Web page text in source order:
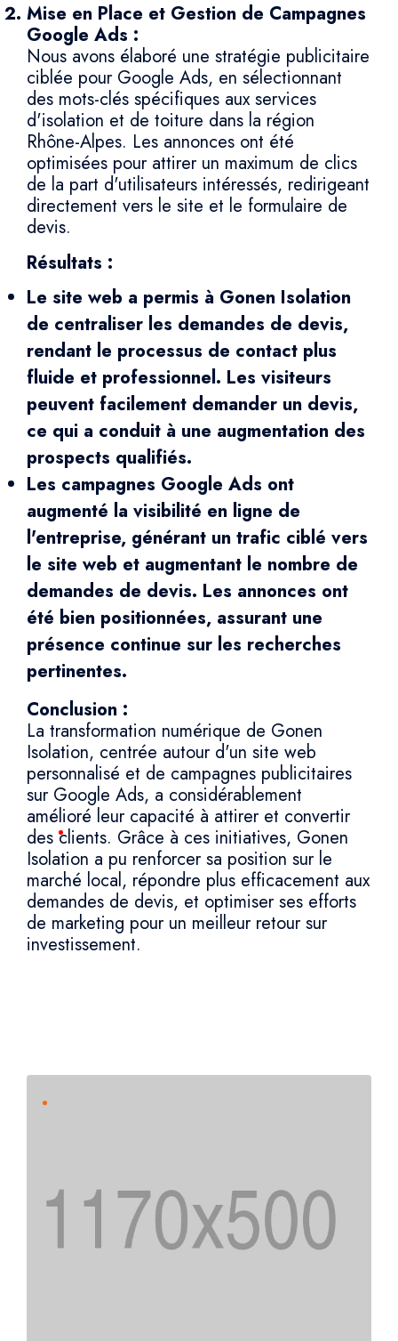
Mise en Place et Gestion de Campagnes
Google Ads :
Nous avons élaboré une stratégie publicitaire
ciblée pour Google Ads, en sélectionnant
des mots-clés spécifiques aux services
d'isolation et de toiture dans la région
Rhône-Alpes. Les annonces ont été
optimisées pour attirer un maximum de clics
de la part d'utilisateurs intéressés, redirigeant
directement vers le site et le formulaire de
devis.
Résultats :
Le site web a permis à Gonen Isolation
de centraliser les demandes de devis,
rendant le processus de contact plus
fluide et professionnel. Les visiteurs
peuvent facilement demander un devis,
ce qui a conduit à une augmentation des
prospects qualifiés.
Les campagnes Google Ads ont
augmenté la visibilité en ligne de
l'entreprise, générant un trafic ciblé vers
le site web et augmentant le nombre de
demandes de devis. Les annonces ont
été bien positionnées, assurant une
présence continue sur les recherches
pertinentes.
Conclusion :
La transformation numérique de Gonen
Isolation, centrée autour d'un site web
personnalisé et de campagnes publicitaires
sur Google Ads, a considérablement
amélioré leur capacité à attirer et convertir
des clients. Grâce à ces initiatives, Gonen
Isolation a pu renforcer sa position sur le
marché local, répondre plus efficacement aux
demandes de devis, et optimiser ses efforts
de marketing pour un meilleur retour sur
investissement.